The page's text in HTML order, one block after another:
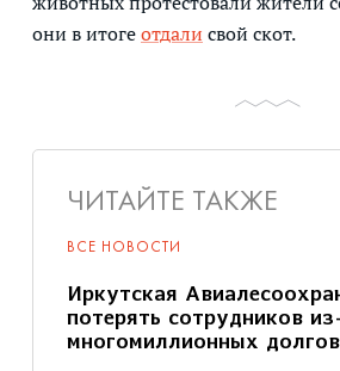
они в итогеотдали свой скот.
ЧИТАЙТЕ ТАКЖЕ
ВСЕ НОВОСТИ
Иркутская
потерять сотрудников
многомиллионных долгов